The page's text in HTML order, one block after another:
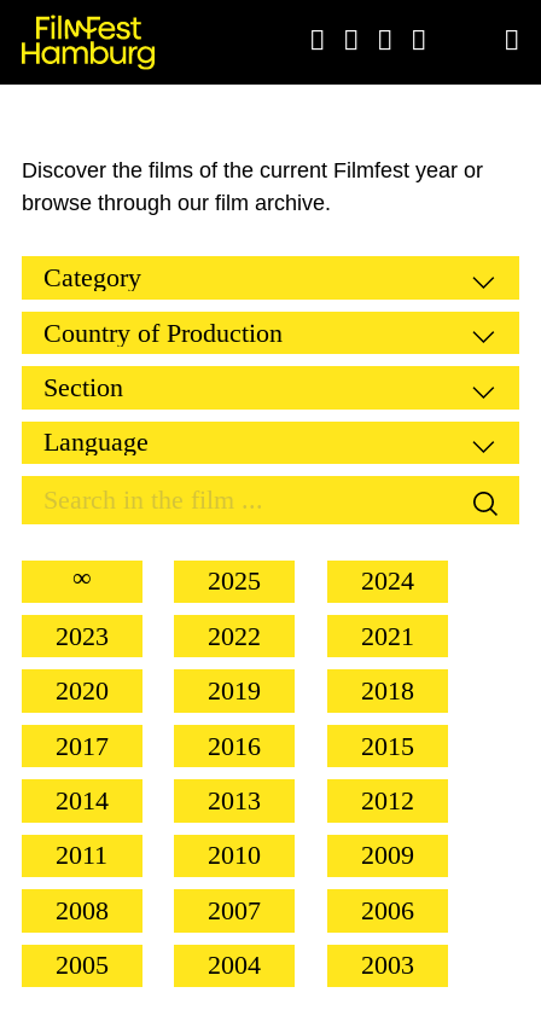
    
Discover the films of the current Filmfest year or
browse through our film archive.
∞ 2025
2024
2023
2022
2021
2020
2019
2018
2017
2016
2015
2014
2013
2012
2011
2010
2009
2008
2007
2006
2005
2004 2003